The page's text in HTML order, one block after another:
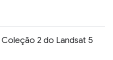
2 do Landsat 5